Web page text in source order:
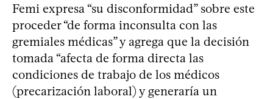
Femi expresa “su disconformidad” sobre este
proceder “de forma inconsulta con las
gremiales médicas” y agrega que la decisión
tomada “afecta de forma directa las
condiciones de trabajo de los médicos
(precarización laboral) y generaría un